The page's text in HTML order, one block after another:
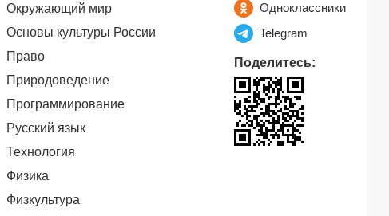
Окружающий мир
Основы культуры России
Право
Природоведение
Программирование
Русский язык
Технология
Физика
Физкультура
Одноклассники
Telegram
Поделитесь: